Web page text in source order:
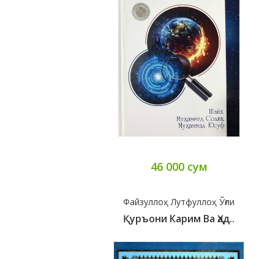
46 000 сум
Файзуллоҳ Лутфуллоҳ Ўғли
Қуръони Карим Ва Ҳад..